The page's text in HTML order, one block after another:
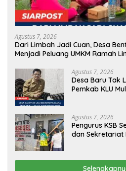
Agustus 7, 2026
Dari Limbah Jadi Cuan, Desa
Menjadi Peluang UMKM Ramah
Agustus 7, 2026
Desa Baru Tak
Pemkab KLU
Agustus 7, 2026
Pengurus KSB
dan Sekretariat